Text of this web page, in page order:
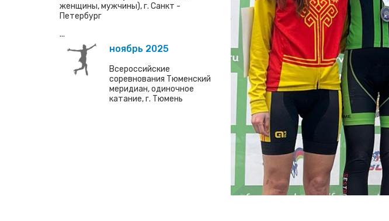
женщины, мужчины), г. Санкт -
Петербург
...
ноябрь 2025
Всероссийские
соревнования Тюменский
меридиан, одиночное
катание, г. Тюмень